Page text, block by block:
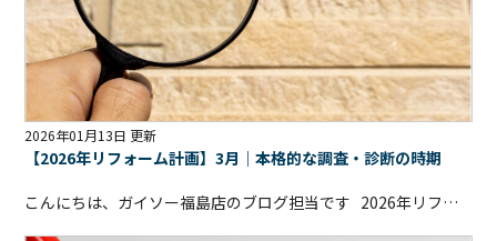
2026年01月13日 更新
【2026年リフォーム計画】3月｜本格的な調査・診断の時期
こんにちは、ガイソー福島店のブログ担当です 2026年リフォーム計画、今回は3月編です